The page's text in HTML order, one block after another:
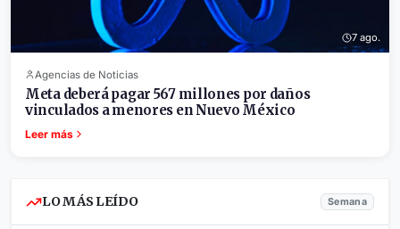
7 ago.
Agencias de Noticias
Meta deberá pagar 567 millones por daños
vinculados a menores en Nuevo México
Leer más
LO MÁS LEÍDO Semana